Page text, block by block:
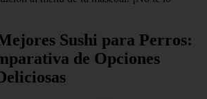
Sushi para Perros:
de Opciones